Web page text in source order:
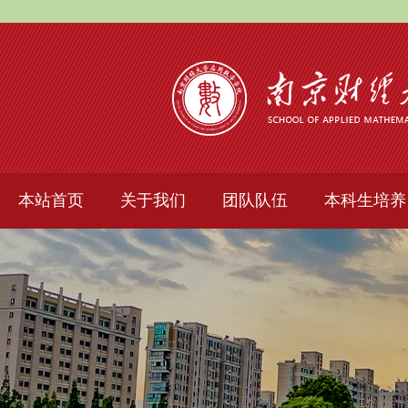
本站首页 关于我们 团队队伍 本科生培养